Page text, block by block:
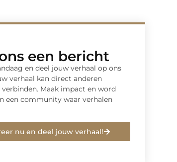
een bericht
en deel jouw verhaal op ons
verhaal kan direct anderen
verbinden. Maak impact en word
een community waar verhalen
nu en deel jouw verhaal!